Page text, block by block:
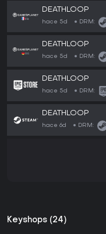
DEATHLOOP
hace 5d DRM:
DEATHLOOP
hace 5d DRM:
DEATHLOOP
hace 5d DRM:
DEATHLOOP
hace 6d DRM:
Keyshops (24)